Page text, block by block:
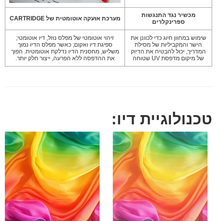
מכשיר נגד התנגשות
ספרינקלרים
מערכת אזעקה אוטומטית של CARTRIDGE
שימוש במחוון חיוג כדי לכוונן את
הישר והמקביליות של מסילת
המדריך, יכול להבטיח את הדיוק
של מיקום מדפסת UV שטוחה
זיהוי אוטומטי של מפלס נוזל, דיו אוטומטי;
ספיגת דיו ואקום; כאשר מפלס הדיו נמוך
משליש, מחסנית הדיו נדלקת אוטומטית. הפוך
את ההדפסה ללא הפרעה, ייצור חלק יותר.
טכנולוגיית דיו: